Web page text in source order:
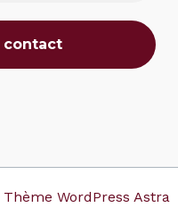
Thème WordPress Astra